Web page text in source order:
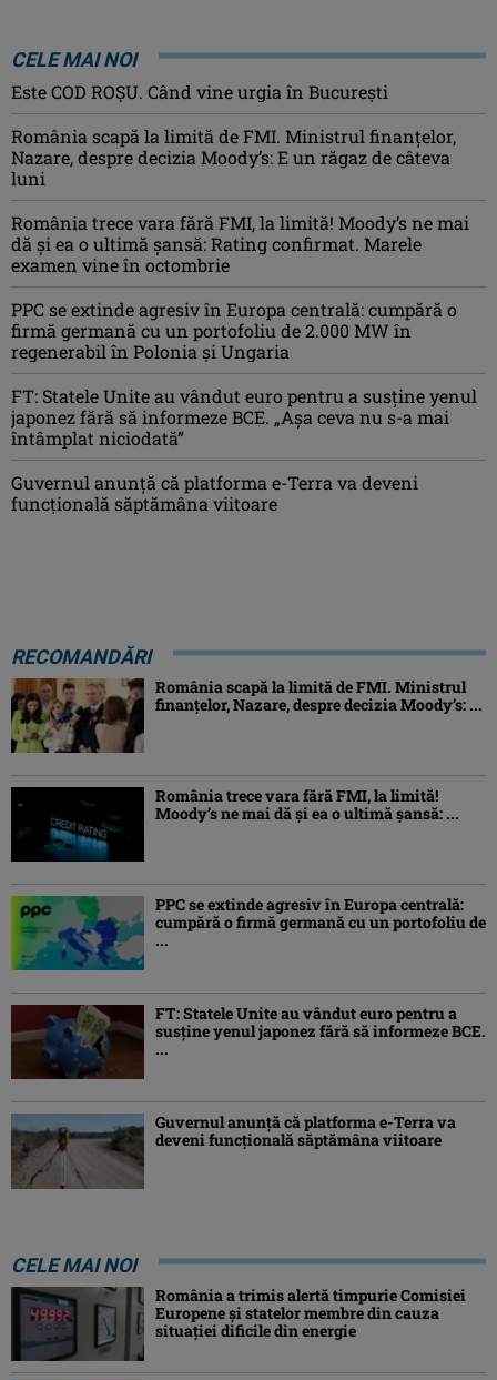
CELE MAI NOI
Este COD ROŞU. Când vine urgia în Bucureşti
România scapă la limită de FMI. Ministrul finanțelor,
Nazare, despre decizia Moody’s: E un răgaz de câteva
luni
România trece vara fără FMI, la limită! Moody’s ne mai
dă și ea o ultimă șansă: Rating confirmat. Marele
examen vine în octombrie
PPC se extinde agresiv în Europa centrală: cumpără o
firmă germană cu un portofoliu de 2.000 MW în
regenerabil în Polonia și Ungaria
FT: Statele Unite au vândut euro pentru a susține yenul
japonez fără să informeze BCE. „Așa ceva nu s-a mai
întâmplat niciodată”
Guvernul anunță că platforma e-Terra va deveni
funcţională săptămâna viitoare
RECOMANDĂRI
România scapă la limită de FMI. Ministrul
finanțelor, Nazare, despre decizia Moody’s: ...
România trece vara fără FMI, la limită!
Moody’s ne mai dă și ea o ultimă șansă: ...
PPC se extinde agresiv în Europa centrală:
cumpără o firmă germană cu un portofoliu de
...
FT: Statele Unite au vândut euro pentru a
susține yenul japonez fără să informeze BCE.
...
Guvernul anunță că platforma e-Terra va
deveni funcţională săptămâna viitoare
CELE MAI NOI
România a trimis alertă timpurie Comisiei
Europene și statelor membre din cauza
situației dificile din energie